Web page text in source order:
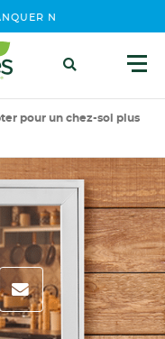
NOS ÉVÉNEMENTS,
pour un chez-soi plus